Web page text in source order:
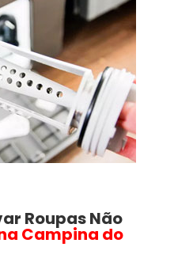
RoupasNão
Campina do